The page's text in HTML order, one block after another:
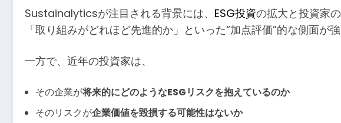
Sustainalyticsが注目される背景には、 ESG投資の拡大と投資家
「取り組みがどれほど先進的か」といった“加点評価”的な側面が強
一方で、近年の投資家は、
その企業が将来的にどのようなESGリスクを抱えているのか
そのリスクが企業価値を毀損する可能性はないか